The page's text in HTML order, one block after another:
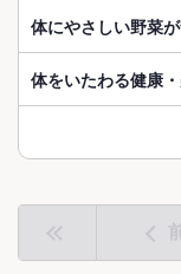
体にやさしい野菜
体をいたわる健康